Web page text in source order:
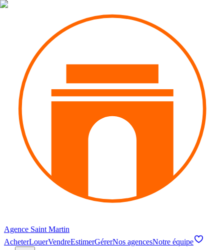
Agence Saint Martin
AcheterLouerVendreEstimerGérerNos agencesNotre équipe